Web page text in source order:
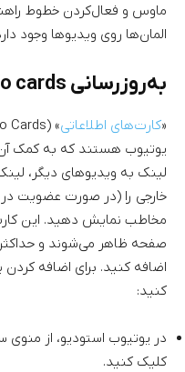
المان‌ها روی ویدیو‌ها وجود
به‌روزرسانی Info cards
«کارت‌های اطلاعاتی
یوتیوب هستند که به کمک
لینک به ویدیو‌های دیگر،
مخاطب نمایش دهید. این
اضافه کنید. برای اضافه کردن
کنید:
کلیک کنید.